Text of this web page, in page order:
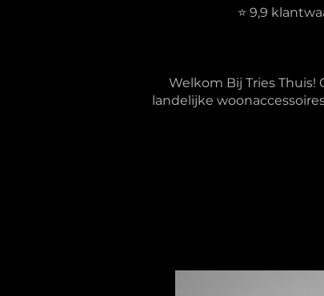
⭐ 9,9
Welkom Bij Tries Thuis!
landelijke